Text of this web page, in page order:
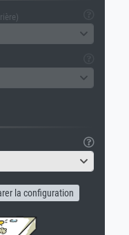
la configuration